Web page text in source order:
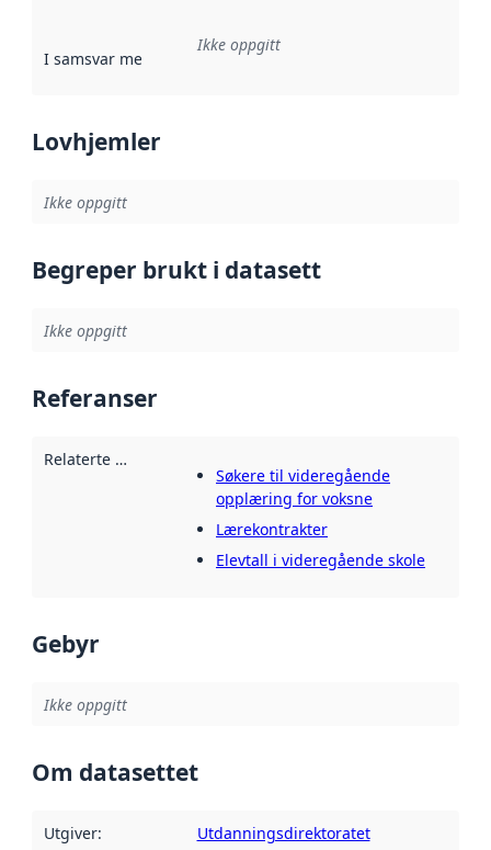
I samsvar med Referanse til en implementasjonsregel
Ikke oppgitt
Lovhjemler
Ikke oppgitt
Begreper brukt i datasett
Ikke oppgitt
Referanser
Relaterte ressurser
Søkere til videregående
opplæring for voksne
Lærekontrakter
Elevtall i videregående skole
Gebyr
Ikke oppgitt
Om datasettet
Utgiver: Utdanningsdirektoratet